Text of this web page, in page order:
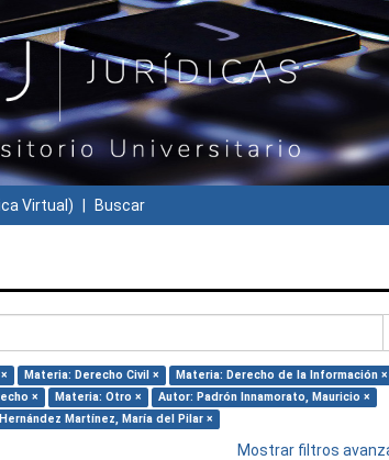
Virtual) Buscar
Materia: Derecho Civil ×
Materia: Derecho de la Información ×
× Materia: Otro ×
Autor: Padrón Innamorato, Mauricio ×
Martínez, María del Pilar ×
Mostrar filtros